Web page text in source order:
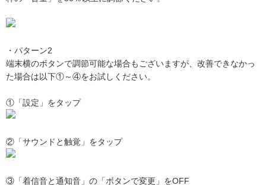
・パターン2
端末横のボタンで調節可能な場合もございますが、改善できなかっ
た場合は以下①～④をお試しください。
①「設定」をタップ
②「サウンドと触覚」をタップ
③「着信音と通知音」の「ボタンで変更」をOFF